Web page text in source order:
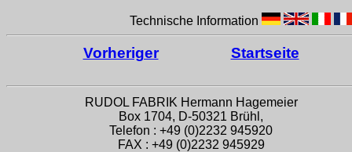
Technische Information
Vorheriger Startseite
RUDOL FABRIK Hermann Hagemeier
Box 1704, D-50321 Brühl,
Telefon : +49 (0)2232 945920
FAX : +49 (0)2232 945929